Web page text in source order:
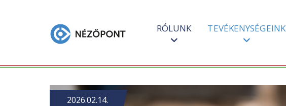
RÓLUNK TEVÉKENYSÉGEINK
2026.02.14.